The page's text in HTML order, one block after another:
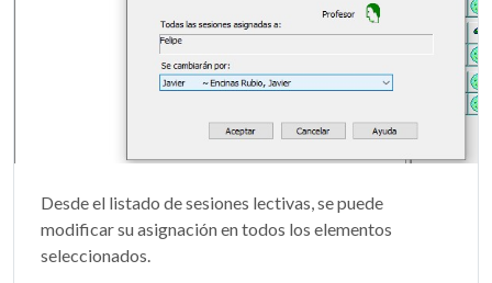
Desde el listado de sesiones lectivas, se puede
modificar su asignación en todos los elementos
seleccionados.